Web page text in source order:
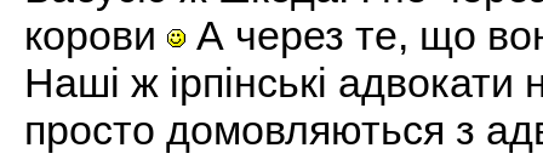
корови
А через те, що
Наші ж ірпінські
просто домовляються з